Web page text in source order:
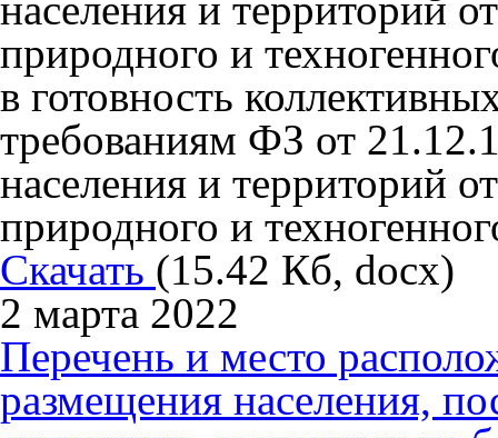
природного и
в готовность
требованиям ФЗ от
населения и территорий
природного и
Скачать (15.42 Кб, docx)
2 марта 2022
Перечень и место
размещения населения,